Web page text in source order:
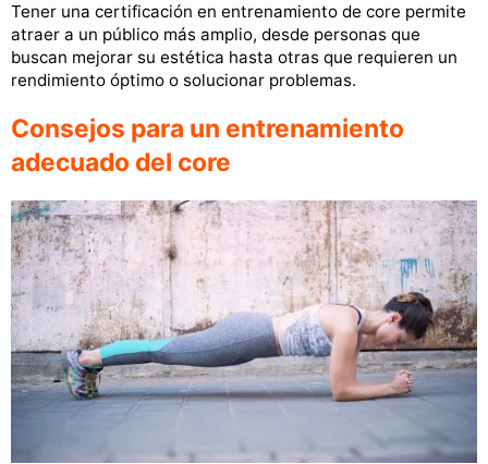
Tener una certificación en entrenamiento de core permite
atraer a un público más amplio, desde personas que
buscan mejorar su estética hasta otras que requieren un
rendimiento óptimo o solucionar problemas.
Consejos para un entrenamiento
adecuado del core